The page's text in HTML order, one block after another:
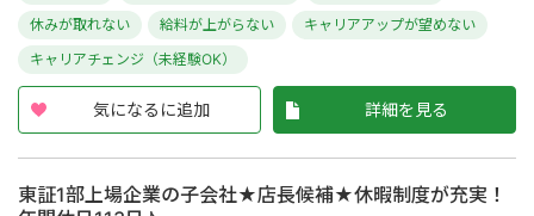
休みが取れない
給料が上がらない
キャリアアップが望めない
キャリアチェンジ（未経験OK）
気になるに追加 詳細を見る
東証1部上場企業の子会社★店長候補★休暇制度が充実！